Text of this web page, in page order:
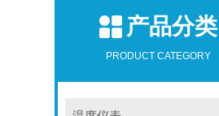
产品分类
PRODUCT CATEGORY